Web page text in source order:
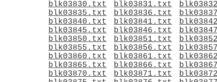
blk03830.txt
blk03831.txt
blk03835.txt
blk03836.txt
blk03840.txt
blk03841.txt
blk03845.txt
blk03846.txt
blk03850.txt
blk03851.txt
blk03855.txt
blk03856.txt
blk03860.txt
blk03861.txt
blk03865.txt
blk03866.txt
blk03870.txt
blk03871.txt